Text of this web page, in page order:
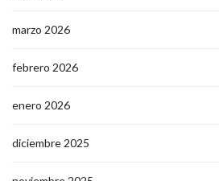
marzo 2026
febrero 2026
enero 2026
diciembre 2025